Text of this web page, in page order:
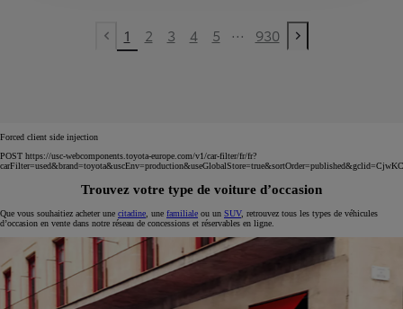
Previous page
1 2 3 4 5 ... 930
Next page
Forced client side injection
POST https://usc-webcomponents.toyota-europe.com/v1/car-filter/fr/fr?
Trouvez votre type de voiture d’occasion
Que vous souhaitiez acheter une citadine , une familiale ou un SUV, retrouvez tous les types de véhicules
d’occasion en vente dans notre réseau de concessions et réservables en ligne.